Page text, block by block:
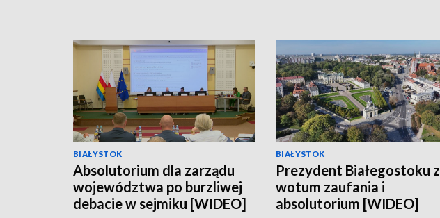
BIAŁYSTOK
Absolutorium dla zarządu
województwa po burzliwej
debacie w sejmiku [WIDEO]
BIAŁYSTOK
Prezydent Białegostoku z
wotum zaufania i
absolutorium [WIDEO]